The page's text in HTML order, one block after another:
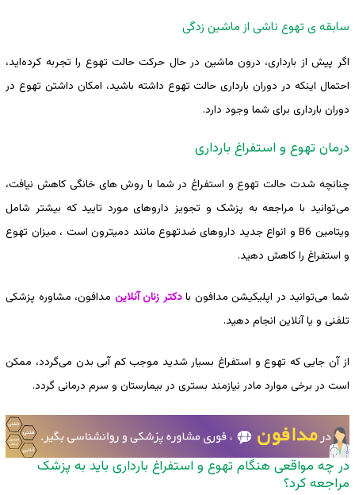
سابقه ی تهوع ناشی از ماشین ‌زدگی
اگر پیش از بارداری، درون ماشین در حال حرکت حالت تهوع را تجربه کرده‌اید،
احتمال اینکه در دوران بارداری حالت تهوع داشته باشید، امکان داشتن تهوع در
دوران بارداری برای شما وجود دارد.
درمان تهوع و استفراغ بارداری
چنانچه شدت حالت تهوع و استفراغ در شما با روش های خانگی کاهش نیافت،
می‌توانید با مراجعه به پزشک و تجویز داروهای مورد تایید که بیشتر شامل
ویتامین B6 و انواع جدید داروهای ضدتهوع مانند دمیترون است ، میزان تهوع
و استفراغ را کاهش دهید.
شما می‌توانید در اپلیکیشن مدافون بادکتر زنان آنلاین مدافون، مشاوره پزشکی
تلفنی و یا آنلاین انجام دهید.
از آن جایی که تهوع و استفراغ بسیار شدید موجب کم آبی بدن می‌گردد، ممکن
است در برخی موارد مادر نیازمند بستری در بیمارستان و سرم ‌درمانی گردد.
در چه مواقعی هنگام تهوع و استفراغ بارداری باید به پزشک
مراجعه کرد؟